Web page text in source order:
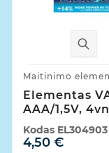
Maitinimo
Elementas
AAA/1,5V,
4,50 €
Kodas EL304903